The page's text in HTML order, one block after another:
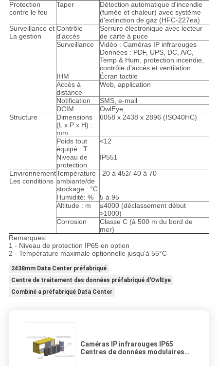
Protection
contre le feu
Taper
Détection automatique d'incendie
(fumée et chaleur) avec système
d'extinction de gaz (HFC-227ea)
Surveillance et
La gestion
Contrôle
d'accès
Serrure électronique avec lecteur
de carte à puce
Surveillance
Vidéo : Caméras IP infrarouges
Données : PDF, UPS, DC, A/C,
Temp & Hum, protection incendie,
contrôle d'accès et ventilation
IHM
Écran tactile
Accès à
distance
Web, application
Notification
SMS, e-mail
DCIM
OwlEye
Structure
Dimensions
(L x P x H) :
mm
6058 x 2438 x 2896 (ISO40HC)
Poids tout
équipé : T
<12
Niveau de
protection
IP551
Environnement
Les conditions
Température
ambiante/de
stockage : °C
-20 à 452/-40 à 70
Humidité: %
5 à 95
Altitude : m
≤4000 (déclassement début
>1000)
Corrosion
Classe C (à 500 m du bord de
mer)
Remarques:
1 - Niveau de protection IP65 en option
2 - Température maximale optionnelle jusqu'à 55°C
2438mm Data Center préfabriqué
Centre de traitement des données préfabriqué d'OwlEye
Combiné a préfabriqué Data Center
Caméras IP infrarouges IP65
Centres de données modulaires